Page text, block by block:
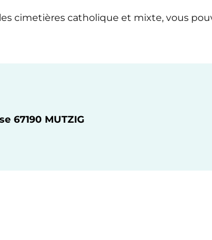
cimetières catholique et mixte, vous
67190 MUTZIG